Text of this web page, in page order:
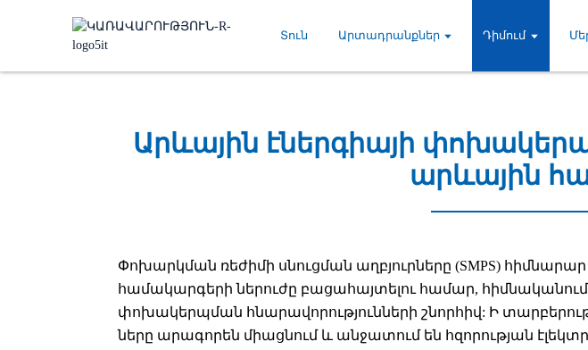
Տուն Արտադրանքներ Դիմում
Արևային էներգիայի
արևային
Փոխարկման ռեժիմի սնուցման աղբյուրները (SMPS)
համակարգերի ներուժը բացահայտելու համար,
փոխակերպման հնարավորությունների շնորհիվ: Ի
ները արագորեն միացնում և անջատում են հզորության